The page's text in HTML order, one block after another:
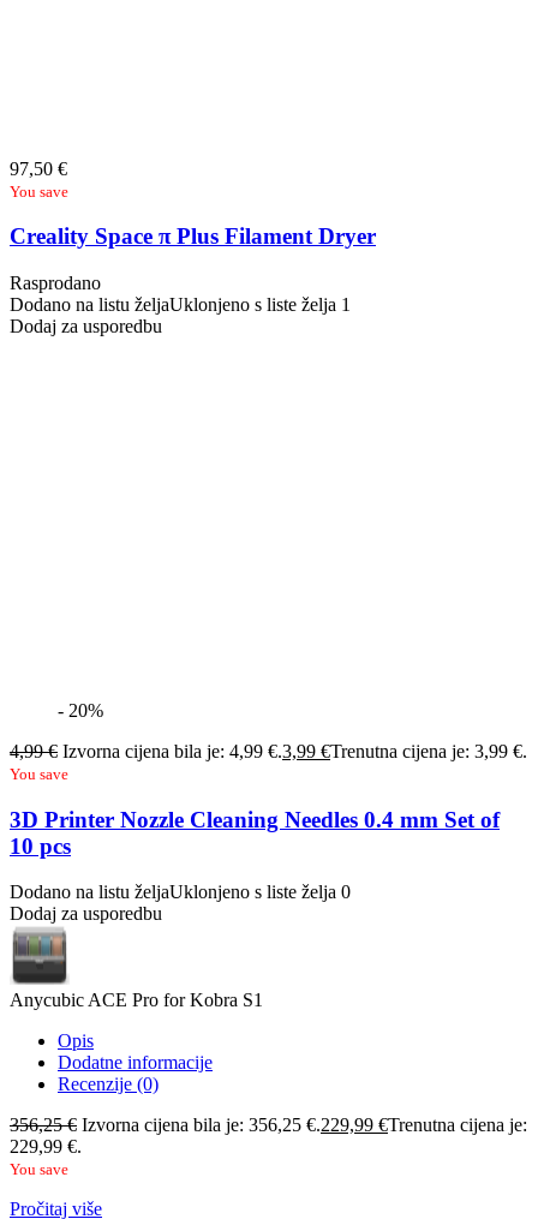
97,50 €
You save
Creality Space π Plus Filament Dryer
Rasprodano
Dodano na listu željaUklonjeno s liste želja 1
Dodaj za usporedbu
- 20%
4,99€ Izvorna cijena bila je: 4,99 €.3,99 €Trenutna cijena je: 3,99 €.
You save
3D Printer Nozzle Cleaning Needles 0.4 mm Set of
10 pcs
Dodano na listu željaUklonjeno s liste želja 0
Dodaj za usporedbu
Anycubic ACE Pro for Kobra S1
Opis
Dodatne informacije
Recenzije (0)
356,25€ Izvorna cijena bila je: 356,25 €.229,99 €Trenutna cijena je:
229,99 €.
You save
Pročitaj više